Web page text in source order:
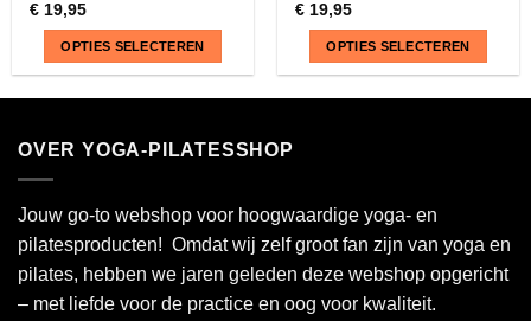
€19,95
OPTIES SELECTEREN
meerdere
variaties.
Deze
optie
gekozen
worden
€19,95
OPTIES SELECTEREN
Deze
kan
gekozen
worden
OVER YOGA-PILATESSHOP
Jouw go-to webshop voor hoogwaardige yoga- en
pilatesproducten! Omdat wij zelf groot fan zijn van yoga en
pilates, hebben we jaren geleden deze webshop opgericht
– met liefde voor de practice en oog voor kwaliteit.